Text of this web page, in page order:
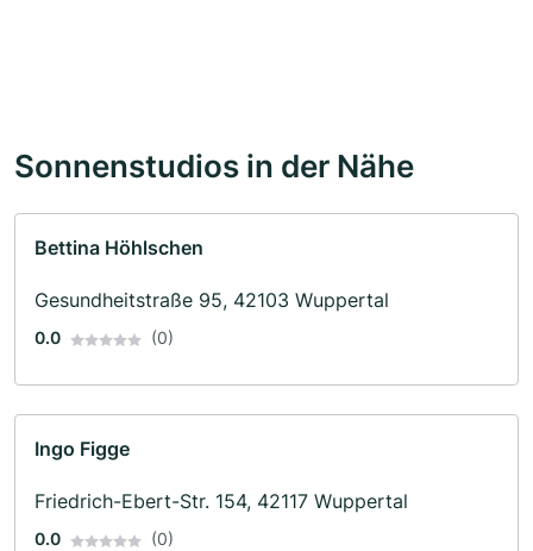
Sonnenstudios in der Nähe
Bettina Höhlschen
Gesundheitstraße 95, 42103 Wuppertal
0.0 (0)
Ingo Figge
Friedrich-Ebert-Str. 154, 42117 Wuppertal
0.0 (0)